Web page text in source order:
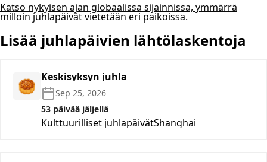
Katso nykyisen ajan globaalissa sijainnissa, ymmärrä
milloin juhlapäivät vietetään eri paikoissa.
Lisää juhlapäivien lähtölaskentoja
🥮 Keskisyksyn juhla
Sep 25, 2026
53 päivää jäljellä
Kulttuurilliset juhlapäivätShanghai